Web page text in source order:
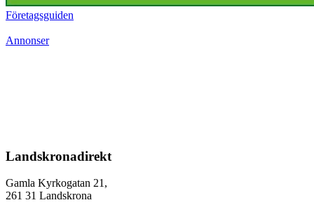
Företagsguiden
Annonser
Landskronadirekt
Gamla Kyrkogatan 21,
261 31 Landskrona